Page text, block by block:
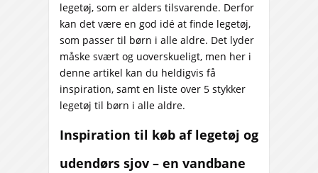
legetøj, som er alders tilsvarende. Derfor
kan det være en god idé at finde legetøj,
som passer til børn i alle aldre. Det lyder
måske svært og uoverskueligt, men her i
denne artikel kan du heldigvis få
inspiration, samt en liste over 5 stykker
legetøj til børn i alle aldre.
Inspiration til køb af legetøj og
udendørs sjov – en vandbane